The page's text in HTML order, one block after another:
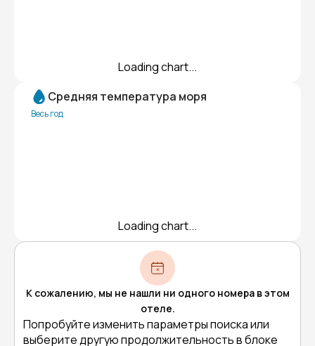
Loading chart...
Средняя температура моря
Весь год
Loading chart...
К сожалению, мы не нашли ни одного номера в этом
отеле.
Попробуйте изменить параметры поиска или
выберите другую продолжительность в блоке